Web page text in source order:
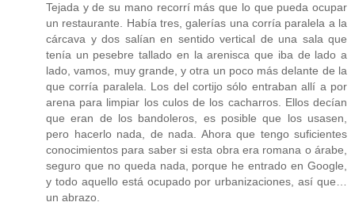
Tejada y de su mano recorrí más que lo que pueda ocupar
un restaurante. Había tres, galerías una corría paralela a la
cárcava y dos salían en sentido vertical de una sala que
tenía un pesebre tallado en la arenisca que iba de lado a
lado, vamos, muy grande, y otra un poco más delante de la
que corría paralela. Los del cortijo sólo entraban allí a por
arena para limpiar los culos de los cacharros. Ellos decían
que eran de los bandoleros, es posible que los usasen,
pero hacerlo nada, de nada. Ahora que tengo suficientes
conocimientos para saber si esta obra era romana o árabe,
seguro que no queda nada, porque he entrado en Google,
y todo aquello está ocupado por urbanizaciones, así que…
un abrazo.